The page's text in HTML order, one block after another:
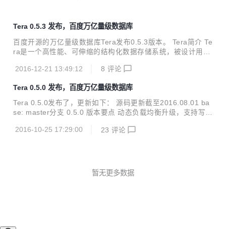
Tera 0.5.3 发布，百度万亿量级数据库
百度开源的万亿量级数据库Tera发布0.5.3版本。 Tera简介 Te
ra是一个高性能、可伸缩的结构化数据存储系统，被设计用来
分析与高效访问，我们使用按行键、列名和时间戳全局排序的
代服务器硬件大内存、SSD盘和万兆网卡的性能优势，做到模
型灵活的同时，实现了高吞吐与水平扩展。 项目主页：点击查
看 版本要点 将tera的key作为mysql的primary key支持seek
一为name_ 支持SDK记录当前代码版本 Pyth...
2016-12-21 13:49:12 8 评论
Tera 0.5.0 发布，百度万亿量级数据库
Tera 0.5.0发布了，更新如下： 源码更新截至2016.08.01 ba
se: master分支 0.5.0 版本要点 动态负载均衡升级，支持写
写负载高的tablet不进行合并 支持回传客户端分片状态更新时
误 SDK cookie目录不存在时进行创建 修复WriteTabletTask
2016-10-25 17:29:00 23 评论
暂无更多数据